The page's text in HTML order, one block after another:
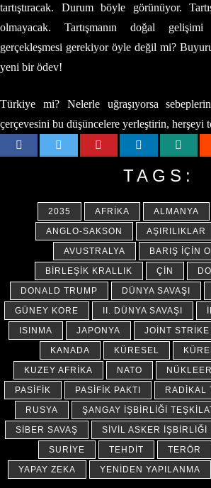
tartıştıracak. Durum böyle görünüyor.
olmayacak. Tartışmanın doğal
gerçekleşmesi gerekiyor öyle değil mi?
yeni bir ödev!
Türkiye mi? Nelerle uğraşıyorsa
çerçevesini bu düşüncelere yerleştirin, herşeyi
TAGS:
2035 AFRIKA ALMANYA
ANGLO-SAKSON
AŞIRILIKLAR
AVUSTRALYA
BARIŞ İÇIN
BIRLEŞIK KRALLIK
ÇIN
DONALD TRUMP
DÜNYA SAVAŞI
GÜNEY KORE
II. DÜNYA SAVAŞI
ISINMA
JAPONYA JOINT STRIKE
KANADA
KÜRESEL
KUZEY AFRIKA
NATO NÜKLEER
PASIFIK
PASIFIK PAKTI RADIKAL
RUSYA
ŞANGAY İŞBIRLIĞI
SIBER SAVAŞ
SIVIL ASKER İŞBIRLIĞI
SURIYE
TEHDIT TERÖR
YAPAY ZEKA
YENIDEN YAPILANMA